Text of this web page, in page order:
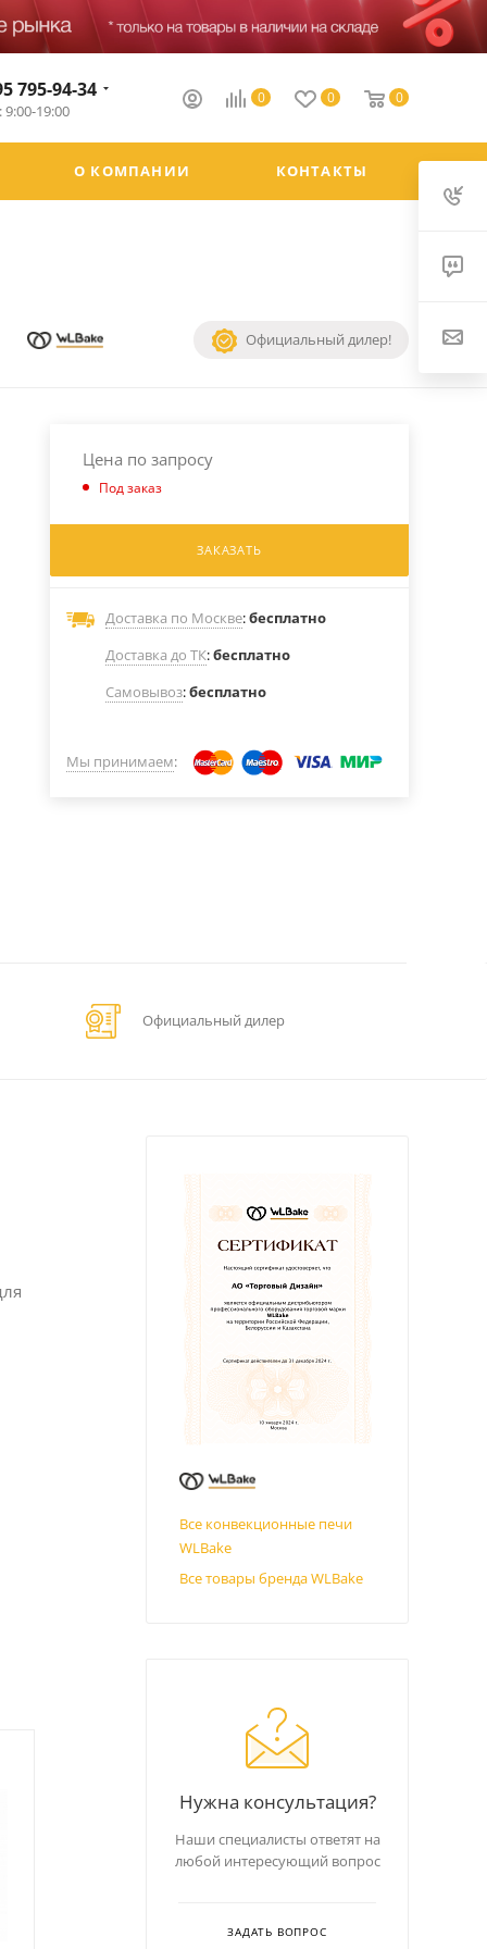
0 0 0
795-94-34
19:00
О КОМПАНИИ КОНТАКТЫ
Официальный дилер!
Цена по запросу
Под заказ
ЗАКАЗАТЬ
Доставка по Москве:бесплатно
Доставка до ТК:бесплатно
Самовывоз:бесплатно
Мы принимаем:
Официальный дилер
Товар дня
Хит
Все конвекционные печи
WLBake
Все товары бренда WLBake
Нужна консультация?
Наши специалисты ответят на
любой интересующий вопрос
ЗАДАТЬ ВОПРОС